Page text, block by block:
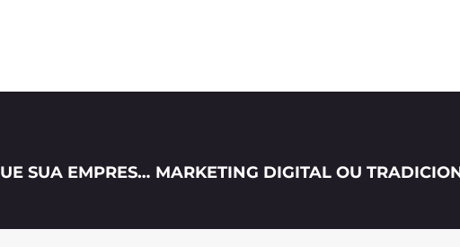
GESTÃO DE REDES SOCIAIS: 6 ERROS QUE SUA EMPRESA JAMAIS DEVE COMETER